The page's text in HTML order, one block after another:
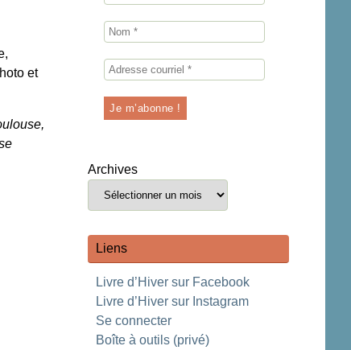
et
Archives
Liens
Livre d’Hiver sur Facebook
Livre d’Hiver sur Instagram
Se connecter
Boîte à outils (privé)